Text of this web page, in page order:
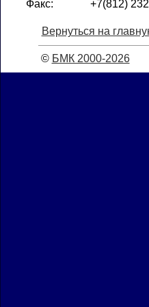
Факс: +7(812)
Вернуться на
© БМК 2000-2026